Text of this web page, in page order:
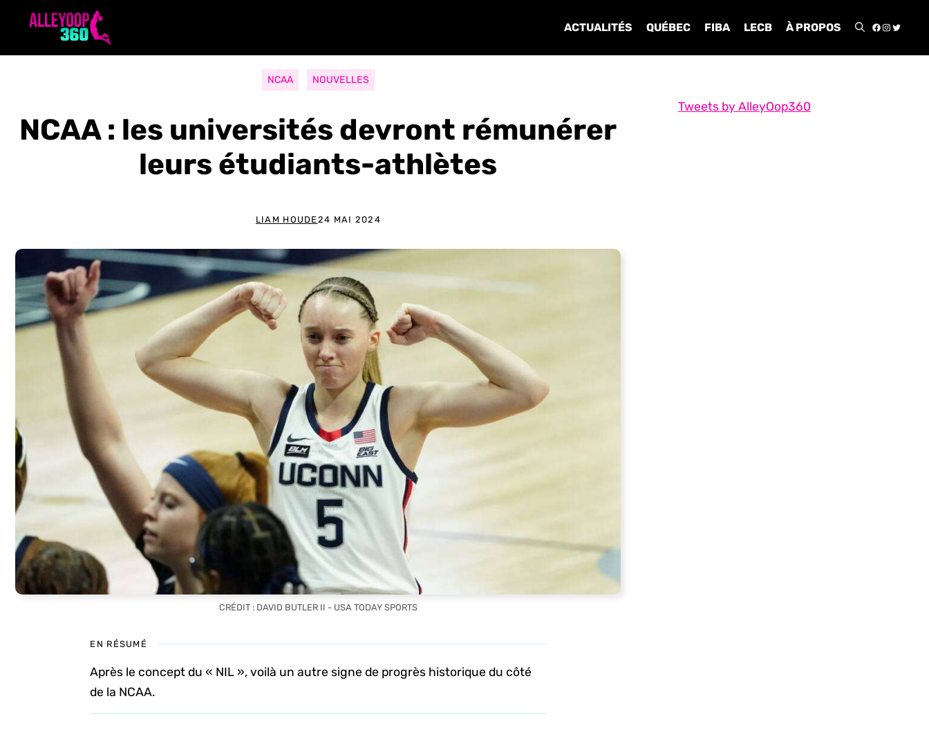
ACTUALITÉS QUÉBEC FIBA LECB À PROPOS
NCAA NOUVELLES
NCAA : les universités devront rémunérer
leurs étudiants-athlètes
LIAM HOUDE 24 MAI 2024
CRÉDIT : DAVID BUTLER II - USA TODAY SPORTS
EN RÉSUMÉ
Après le concept du « NIL », voilà un autre signe de progrès historique du côté
de la NCAA.
Tweets by AlleyOop360